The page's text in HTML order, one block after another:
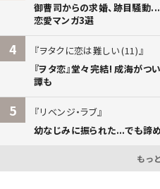
御曹司からの求婚、跡目騒動
恋愛マンガ3選
4
ヲタクに恋は難しい (11)
『ヲタ恋』堂々完結! 成海がつ
譚も
5
リベンジ・ラブ
幼なじみに振られた...でも諦め
もっ